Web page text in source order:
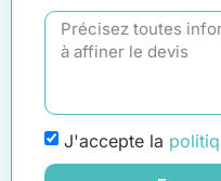
J'accepte la